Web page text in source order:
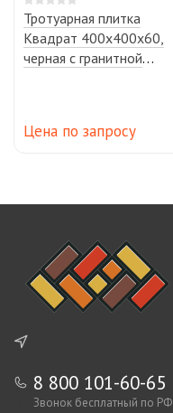
Тротуарная плитка
Квадрат 400х400х60,
черная с гранитной
Цена по запросу
8 800 101-60-65
Звонок бесплатный по РФ